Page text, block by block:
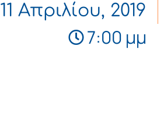
11 Απριλίου, 2019
7:00 μμ